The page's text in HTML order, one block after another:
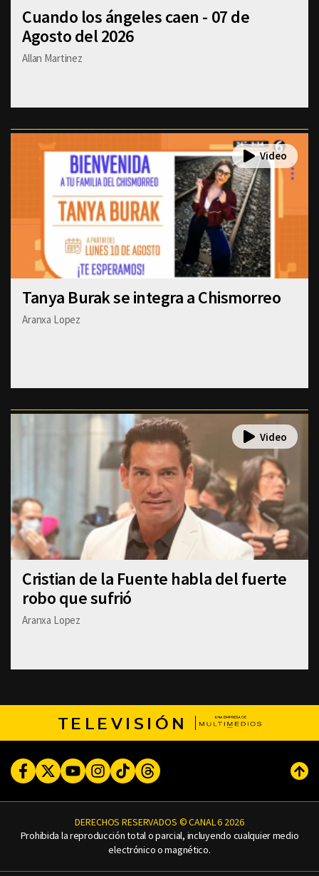
Cuando los ángeles caen - 07 de
Agosto del 2026
Allan Martinez
Tanya Burak se integra a Chismorreo
Aranxa Lopez
Cristian de la Fuente habla del fuerte
robo que sufrió
Aranxa Lopez
TELEVISIÓN
FacebookTwitterYoutubeInstagram
TikTokThreads
DERECHOS RESERVADOS © CANAL 6 2026
Prohibida la reproducción total o parcial, incluyendo cualquier medio
electrónico o magnético.